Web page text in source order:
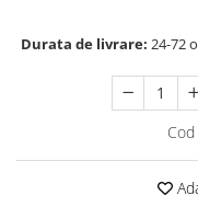
Convertoare de tensiune
Sisteme de stocare
LiFePO4
Pachete complete
Durata de livrare: 24-72